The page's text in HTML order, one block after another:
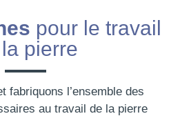
pour le travail
pierre
fabriquons l’ensemble des
au travail de la pierre